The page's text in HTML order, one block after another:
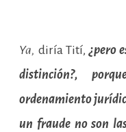
Ya, diría Tití,¿pero
distinción?,
ordenamiento
un fraude no son